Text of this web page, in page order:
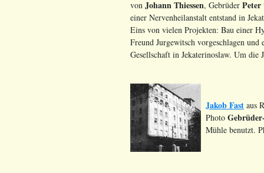
von Johann Thiessen, Gebrüder Peter
einer Nervenheilanstalt entstand in
Eins von vielen Projekten: Bau einer
Freund Jurgewitsch vorgeschlagen
Gesellschaft in Jekaterinoslaw. Um die
Jakob Fast aus
Photo
Mühle benutzt.